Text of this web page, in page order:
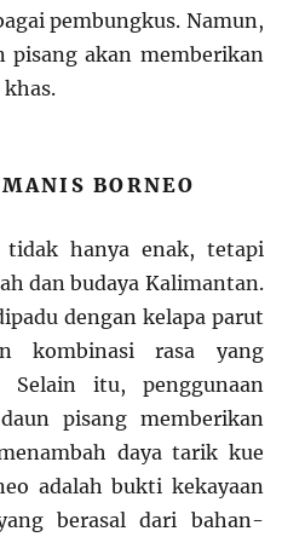
pembungkus. Namun,
pisang akan memberikan
BORNEO
tidak hanya enak, tetapi
dan budaya Kalimantan.
dengan kelapa parut
kombinasi rasa yang
Selain itu, penggunaan
pisang memberikan
daya tarik kue
adalah bukti kekayaan
berasal dari bahan-